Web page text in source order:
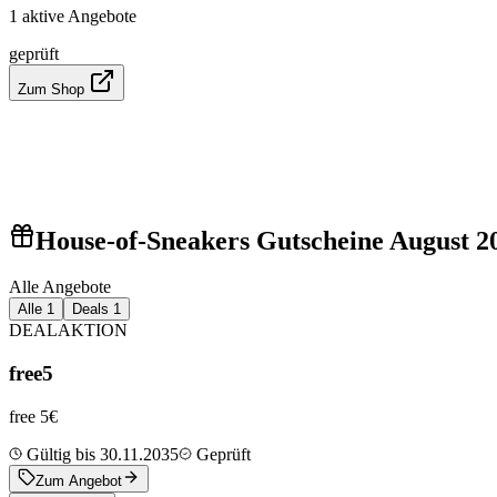
1 aktive Angebote
geprüft
Zum Shop
House-of-Sneakers Gutscheine August
Alle Angebote
Alle 1 Deals 1
DEALAKTION
free5
free 5€
Gültig bis 30.11.2035
Geprüft
Zum Angebot